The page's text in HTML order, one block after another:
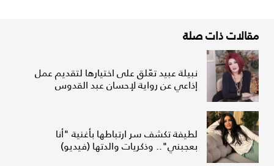
مقالات ذات صلة
نبيلة عبيد تعّلق على اختيارها لتقديم عمل
إذاعي عن رواية لإحسان عبد القدوس
لطيفة تكشف سر ارتباطها بأغنية "أنا
بعجبني".. وذكريات والدتها (فيديو)